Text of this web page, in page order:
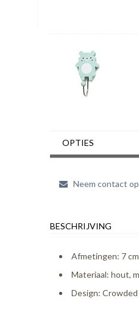
OPTIES
Neem contact
BESCHRIJVING
Afmetingen: 7
Materiaal: hout,
Design: